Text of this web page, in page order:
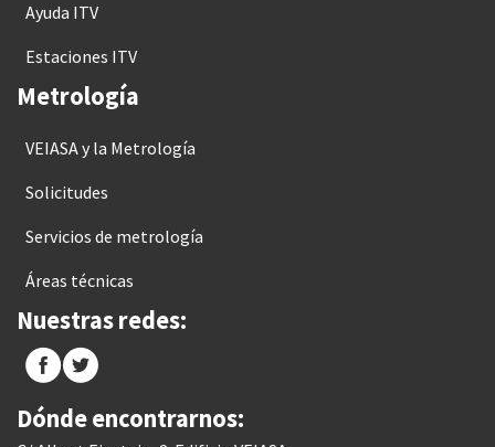
Ayuda ITV
Estaciones ITV
Metrología
VEIASA y la Metrología
Solicitudes
Servicios de metrología
Áreas técnicas
Nuestras redes:
Dónde encontrarnos: